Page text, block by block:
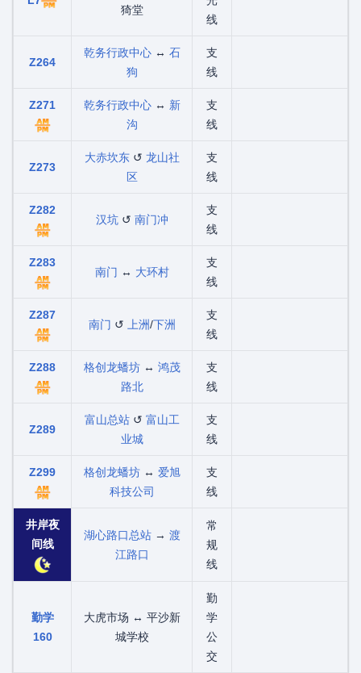
猗堂
线
Z264
乾务行政中心↔ 石
狗
支
线
Z271 乾务行政中心↔ 新
沟
支
线
Z273
大赤坎东↺ 龙山社
区
支
线
Z282
汉坑↺ 南门冲
支
线
Z283
南门 ↔ 大环村
支
线
Z287
南门 ↺ 上洲/下洲
支
线
Z288 格创龙蟠坊↔ 鸿茂
路北
支
线
Z289
富山总站↺ 富山工
业城
支
线
Z299 格创龙蟠坊↔ 爱旭
科技公司
支
线
井岸夜
间线
湖心路口总站→ 渡
江路口
常
规
线
勤学
160
大虎市场 ↔ 平沙新
城学校
勤
学
公
交